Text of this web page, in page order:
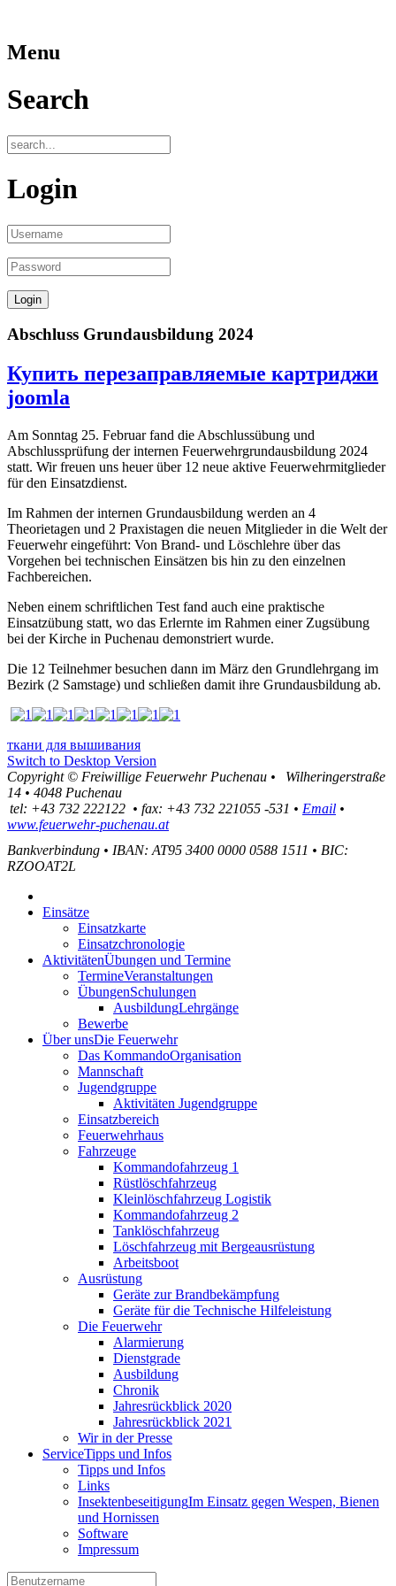
Menu
Search
Login
Abschluss Grundausbildung 2024
Купить перезаправляемые картриджи
joomla
Am Sonntag 25. Februar fand die Abschlussübung und
Abschlussprüfung der internen Feuerwehrgrundausbildung 2024
statt. Wir freuen uns heuer über 12 neue aktive Feuerwehrmitglieder
für den Einsatzdienst.
Im Rahmen der internen Grundausbildung werden an 4
Theorietagen und 2 Praxistagen die neuen Mitglieder in die Welt der
Feuerwehr eingeführt: Von Brand- und Löschlehre über das
Vorgehen bei technischen Einsätzen bis hin zu den einzelnen
Fachbereichen.
Neben einem schriftlichen Test fand auch eine praktische
Einsatzübung statt, wo das Erlernte im Rahmen einer Zugsübung
bei der Kirche in Puchenau demonstriert wurde.
Die 12 Teilnehmer besuchen dann im März den Grundlehrgang im
Bezirk (2 Samstage) und schließen damit ihre Grundausbildung ab.
ткани для вышивания
Switch to Desktop Version
Copyright © Freiwillige Feuerwehr Puchenau •
Wilheringerstraße
14 • 4048 Puchenau
tel: +43 732 222122 • fax: +43 732 221055 -531 • Email •
www.feuerwehr-puchenau.at
Bankverbindung • IBAN: AT95 3400 0000 0588 1511 • BIC:
RZOOAT2L
Einsätze
Einsatzkarte
Einsatzchronologie
AktivitätenÜbungen und Termine
TermineVeranstaltungen
ÜbungenSchulungen
AusbildungLehrgänge
Bewerbe
Über unsDie Feuerwehr
Das KommandoOrganisation
Mannschaft
Jugendgruppe
Aktivitäten Jugendgruppe
Einsatzbereich
Feuerwehrhaus
Fahrzeuge
Kommandofahrzeug 1
Rüstlöschfahrzeug
Kleinlöschfahrzeug Logistik
Kommandofahrzeug 2
Tanklöschfahrzeug
Löschfahrzeug mit Bergeausrüstung
Arbeitsboot
Ausrüstung
Geräte zur Brandbekämpfung
Geräte für die Technische Hilfeleistung
Die Feuerwehr
Alarmierung
Dienstgrade
Ausbildung
Chronik
Jahresrückblick 2020
Jahresrückblick 2021
Wir in der Presse
ServiceTipps und Infos
Tipps und Infos
Links
InsektenbeseitigungIm Einsatz gegen Wespen, Bienen
und Hornissen
Software
Impressum